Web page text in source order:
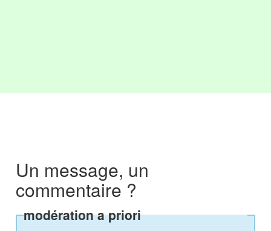
Un message, un
commentaire ?
modération a priori